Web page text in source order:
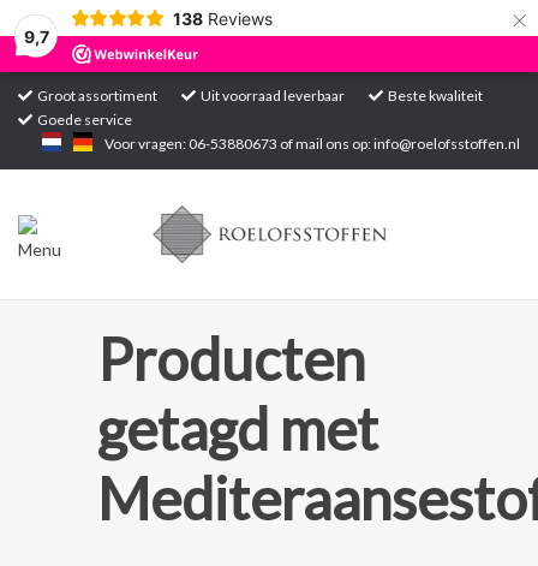
9,7
138 Reviews ×
Groot assortiment Uit voorraad leverbaar
Beste kwaliteit
Goede service
Voor vragen: 06-53880673 of mail ons op:info@roelofsstoffen.nl
Home
Producten
getagd met